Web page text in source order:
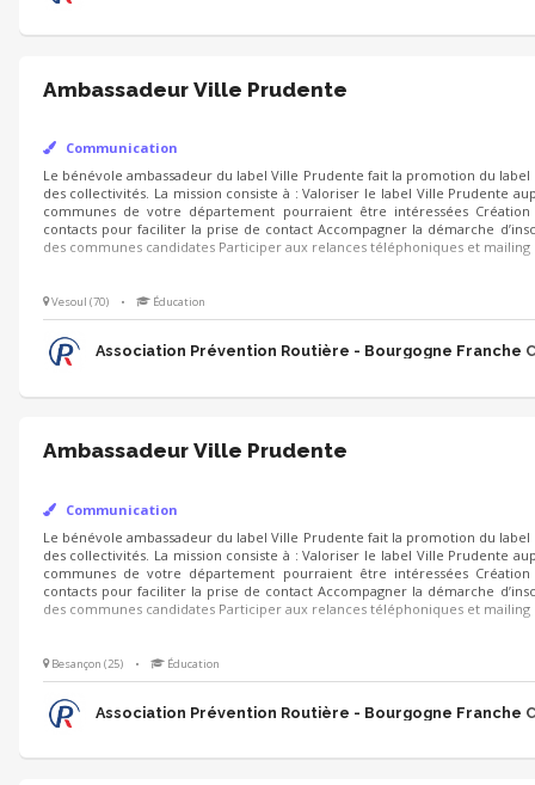
Ambassadeur Ville Prudente
Communication
Le bénévole ambassadeur du label Ville Prudente fait la promotion du
La mission consiste à : Valoriser le label Ville Prudente auprès de
pourraient être intéressées Création fichier contacts pour faciliter la prise
la démarche d’inscription des communes candidates Participer aux
mailing
Vesoul (70) • Éducation
Association Prévention Routière - Bourgogne Franche
Ambassadeur Ville Prudente
Communication
Le bénévole ambassadeur du label Ville Prudente fait la promotion du
La mission consiste à : Valoriser le label Ville Prudente auprès de
pourraient être intéressées Création fichier contacts pour faciliter la prise
la démarche d’inscription des communes candidates Participer aux
mailing
Besançon (25) • Éducation
Association Prévention Routière - Bourgogne Franche